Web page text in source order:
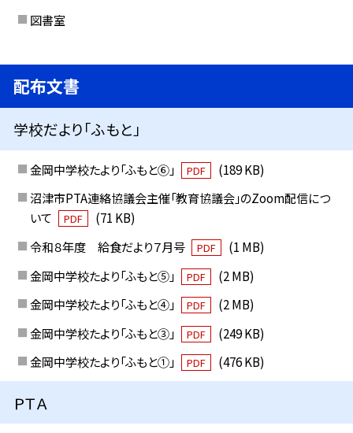
図書室
配布文書
学校だより「ふもと」
金岡中学校たより「ふもと⑥」 PDF
(189 KB)
沼津市PTA連絡協議会主催「教育協議会」のZoom配信につ
いて
PDF
(71 KB)
令和８年度 給食だより７月号
PDF
(1 MB)
金岡中学校たより「ふもと⑤」
PDF
(2 MB)
金岡中学校たより「ふもと④」
PDF
(2 MB)
金岡中学校たより「ふもと③」
PDF
(249 KB)
金岡中学校たより「ふもと①」
PDF (476 KB)
ＰＴＡ